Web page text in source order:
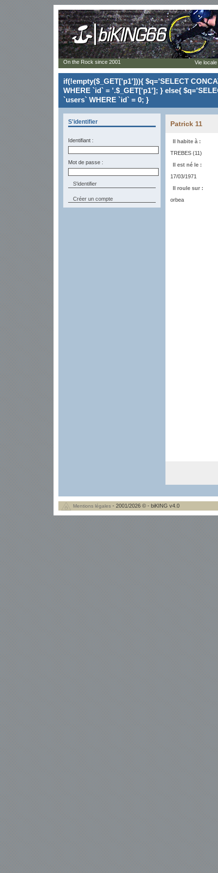
if(!empty($_GET['p1'])){ $q='SELECT
WHERE `id` = '.$_GET['p1']; } else{
`users` WHERE `id` = 0; }
S'identifier
Identifiant :
Mot de passe :
Créer un compte
Patrick 11
Il habite à :
TREBES (11)
Il est né le :
17/03/1971
Il roule sur :
orbea
On the Rock since 2001 Vie
Mentions légales - 2001/2026 © - biKING v4.0